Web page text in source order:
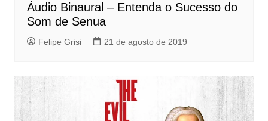
Áudio Binaural – Entenda o Sucesso do
Som de Senua
Felipe Grisi 21 de agosto de 2019